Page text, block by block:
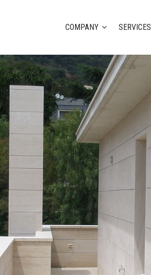
COMPANY SERVICES